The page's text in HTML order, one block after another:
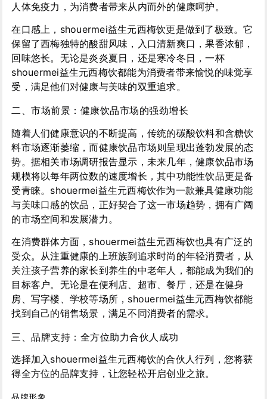
人体免疫力，为消费者带来从内而外的健康呵护。
在口感上，shouermei益生元西梅饮更是做到了极致。它
保留了西梅独特的酸甜风味，入口清新爽口，果香浓郁，
回味悠长。无论是炎炎夏日，还是寒冷冬日，一杯
shouermei益生元西梅饮都能为消费者带来愉悦的味觉享
受，满足他们对健康与美味的双重追求。
二、市场前景：健康饮品市场的强劲增长
随着人们健康意识的不断提高，传统的碳酸饮料和含糖饮
料市场逐渐萎缩，而健康饮品市场则呈现出蓬勃发展的态
势。据相关市场调研报告显示，未来几年，健康饮品市场
规模将以每年两位数的速度增长，其中功能性饮品更是备
受青睐。shouermei益生元西梅饮作为一款兼具健康功能
与美味口感的饮品，正好契合了这一市场趋势，拥有广阔
的市场空间和发展潜力。
在消费群体方面，shouermei益生元西梅饮也具有广泛的
受众。从注重健康的上班族到追求时尚的年轻消费者，从
关注孩子营养的家长到养生的中老年人，都能成为我们的
目标客户。无论是在便利店、超市、餐厅，还是在健身
房、写字楼、学校等场所，shouermei益生元西梅饮都能
找到自己的销售场景，满足不同消费者的需求。
三、品牌支持：全方位助力合伙人成功
选择加入shouermei益生元西梅饮的合伙人行列，您将获
得全方位的品牌支持，让您轻松开启创业之旅。